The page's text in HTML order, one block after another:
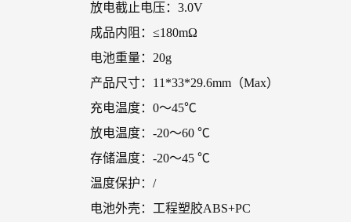
放电截止电压：3.0V
成品内阻：≤180mΩ
电池重量：20g
产品尺寸：11*33*29.6mm（Max）
充电温度：0～45℃
放电温度：-20～60 ℃
存储温度：-20～45 ℃
温度保护：/
电池外壳：工程塑胶ABS+PC